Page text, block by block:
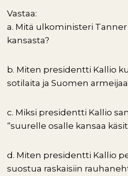
Vastaa:
a. Mitä ulkoministeri
kansasta?
b. Miten presidentti Kallio
sotilaita ja Suomen
c. Miksi presidentti Kallio
“suurelle osalle kansaa
d. Miten presidentti Kallio
suostua raskaisiin